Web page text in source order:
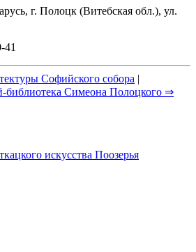
г. Полоцк (Витебская обл.), ул.
41
Софийского собора |
библиотека Симеона Полоцкого ⇒
искусства Поозерья